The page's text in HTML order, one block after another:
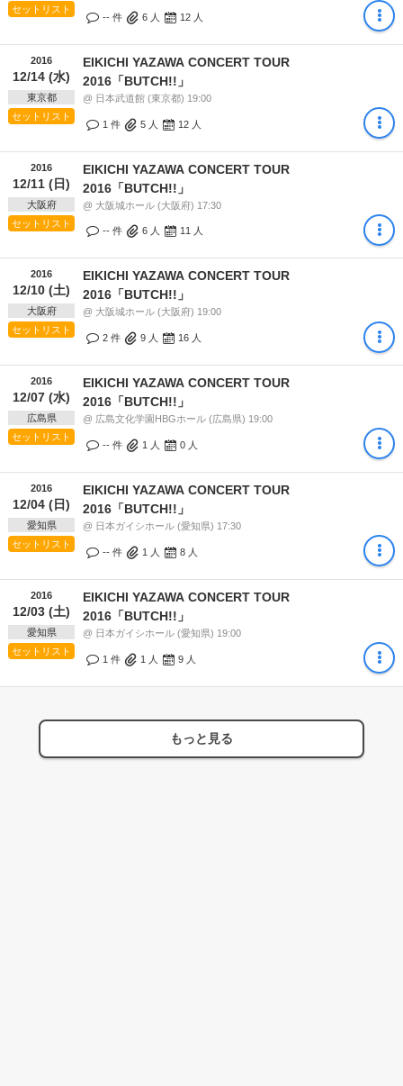
セットリスト
-- 件 6 人 12 人
2016
12/14 (水)
東京都
セットリスト
EIKICHI YAZAWA CONCERT TOUR
2016「BUTCH!!」
@ 日本武道館 (東京都) 19:00
1 件 5 人 12 人
2016
12/11 (日)
大阪府
セットリスト
EIKICHI YAZAWA CONCERT TOUR
2016「BUTCH!!」
@ 大阪城ホール (大阪府) 17:30
-- 件 6 人 11 人
2016
12/10 (土)
大阪府
セットリスト
EIKICHI YAZAWA CONCERT TOUR
2016「BUTCH!!」
@ 大阪城ホール (大阪府) 19:00
2 件 9 人 16 人
2016
12/07 (水)
広島県
セットリスト
EIKICHI YAZAWA CONCERT TOUR
2016「BUTCH!!」
@ 広島文化学園HBGホール (広島県) 19:00
-- 件 1 人 0 人
2016
12/04 (日)
愛知県
セットリスト
EIKICHI YAZAWA CONCERT TOUR
2016「BUTCH!!」
@ 日本ガイシホール (愛知県) 17:30
-- 件 1 人 8 人
2016
12/03 (土)
愛知県
セットリスト
EIKICHI YAZAWA CONCERT TOUR
2016「BUTCH!!」
@ 日本ガイシホール (愛知県) 19:00
1 件 1 人 9 人
もっと見る